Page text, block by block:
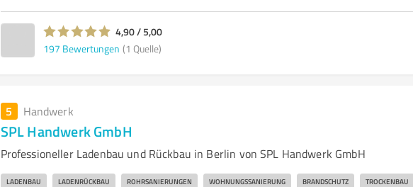
4,90 / 5,00
197 Bewertungen (1 Quelle)
5 Handwerk
SPL Handwerk GmbH
Professioneller Ladenbau und Rückbau in Berlin von SPL Handwerk GmbH
LADENBAU LADENRÜCKBAU ROHRSANIERUNGEN WOHNUNGSSANIERUNG BRANDSCHUTZ TROCKENBAU